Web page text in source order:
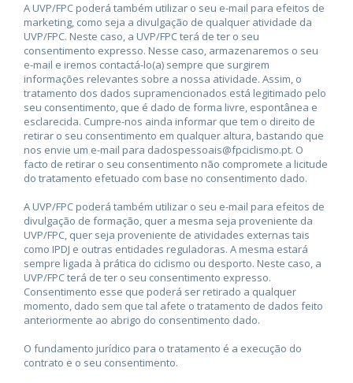
A UVP/FPC poderá também utilizar o seu e-mail para efeitos de
marketing, como seja a divulgação de qualquer atividade da
UVP/FPC. Neste caso, a UVP/FPC terá de ter o seu
consentimento expresso. Nesse caso, armazenaremos o seu
e-mail e iremos contactá-lo(a) sempre que surgirem
informações relevantes sobre a nossa atividade. Assim, o
tratamento dos dados supramencionados está legitimado pelo
seu consentimento, que é dado de forma livre, espontânea e
esclarecida. Cumpre-nos ainda informar que tem o direito de
retirar o seu consentimento em qualquer altura, bastando que
nos envie um e-mail para dadospessoais@fpciclismo.pt. O
facto de retirar o seu consentimento não compromete a licitude
do tratamento efetuado com base no consentimento dado.
A UVP/FPC poderá também utilizar o seu e-mail para efeitos de
divulgação de formação, quer a mesma seja proveniente da
UVP/FPC, quer seja proveniente de atividades externas tais
como IPDJ e outras entidades reguladoras. A mesma estará
sempre ligada à prática do ciclismo ou desporto. Neste caso, a
UVP/FPC terá de ter o seu consentimento expresso.
Consentimento esse que poderá ser retirado a qualquer
momento, dado sem que tal afete o tratamento de dados feito
anteriormente ao abrigo do consentimento dado.
O fundamento jurídico para o tratamento é a execução do
contrato e o seu consentimento.